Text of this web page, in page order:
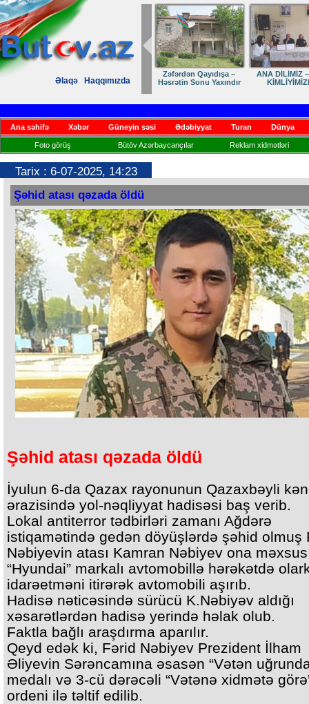
Əlaqə Haqqımızda
Zəfərdən Qayıdışa –
Həsrətin Sonu Yaxındır
ANA DİLİMİZ – MİLLİ
KİMLİYİMİZDİR
Ruhumuzun manifesti
Ana səhifə Xəbər Güneyin səsi Ədəbiyyat Turan Dünya
Foto görüş Bütöv Azərbaycançılar Reklam xidmətləri
Tarix : 6-07-2025, 14:23
Şəhid atası qəzada öldü
Şəhid atası qəzada öldü
İyulun 6-da Qazax rayonunun Qazaxbəyli
ərazisində yol-nəqliyyat hadisəsi baş verib.
Lokal antiterror tədbirləri zamanı Ağdərə
istiqamətində gedən döyüşlərdə şəhid olmuş
Nəbiyevin atası Kamran Nəbiyev ona məxsus
“Hyundai” markalı avtomobillə hərəkətdə
idarəetməni itirərək avtomobili aşırıb.
Hadisə nəticəsində sürücü K.Nəbiyəv aldığı
xəsarətlərdən hadisə yerində həlak olub.
Faktla bağlı araşdırma aparılır.
Qeyd edək ki, Fərid Nəbiyev Prezident İlham
Əliyevin Sərəncamına əsasən “Vətən
medalı və 3-cü dərəcəli “Vətənə xidmətə
ordeni ilə təltif edilib.